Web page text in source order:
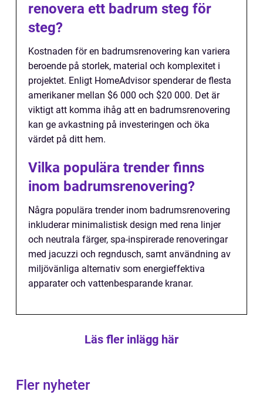
renovera ett badrum steg för
steg?
Kostnaden för en badrumsrenovering kan variera
beroende på storlek, material och komplexitet i
projektet. Enligt HomeAdvisor spenderar de flesta
amerikaner mellan $6 000 och $20 000. Det är
viktigt att komma ihåg att en badrumsrenovering
kan ge avkastning på investeringen och öka
värdet på ditt hem.
Vilka populära trender finns
inom badrumsrenovering?
Några populära trender inom badrumsrenovering
inkluderar minimalistisk design med rena linjer
och neutrala färger, spa-inspirerade renoveringar
med jacuzzi och regndusch, samt användning av
miljövänliga alternativ som energieffektiva
apparater och vattenbesparande kranar.
Läs fler inlägg här
Fler nyheter